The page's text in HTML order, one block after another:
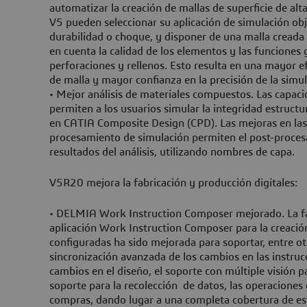
automatizar la creación de mallas de superficie de
V5 pueden seleccionar su aplicación de simulación
durabilidad o choque, y disponer de una malla
en cuenta la calidad de los elementos y las funciones
perforaciones y rellenos. Esto resulta en una mayor
de malla y mayor confianza en la precisión de la
• Mejor análisis de materiales compuestos. Las
permiten a los usuarios simular la integridad
en CATIA Composite Design (CPD). Las mejoras en
procesamiento de simulación permiten el post-
resultados del análisis, utilizando nombres de capa.
V5R20 mejora la fabricación y producción digitales:
• DELMIA Work Instruction Composer mejorado. La
aplicación Work Instruction Composer para la
configuradas ha sido mejorada para soportar, entre
sincronización avanzada de los cambios en las
cambios en el diseño, el soporte con múltiple visión
soporte para la recolección de datos, las
compras, dando lugar a una completa cobertura de